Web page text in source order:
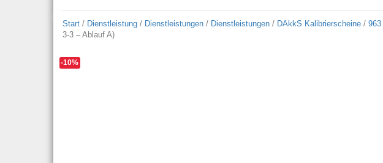
Start / Dienstleistung / Dienstleistungen / Dienstleistungen / DAkkS Kalibrierscheine / 963
3-3 – Ablauf A)
-10%